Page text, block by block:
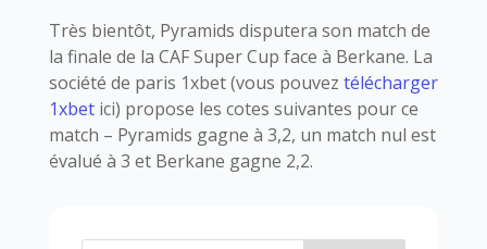
Très bientôt, Pyramids disputera son match de
la finale de la CAF Super Cup face à Berkane. La
société de paris 1xbet (vous pouvez télécharger
1xbetici) propose les cotes suivantes pour ce
match – Pyramids gagne à 3,2, un match nul est
évalué à 3 et Berkane gagne 2,2.